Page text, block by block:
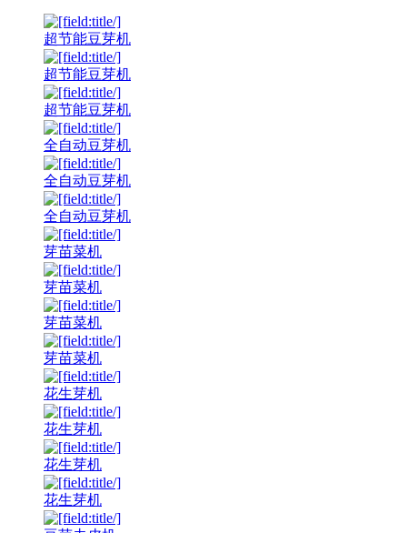
超节能豆芽机
超节能豆芽机
超节能豆芽机
全自动豆芽机
全自动豆芽机
全自动豆芽机
芽苗菜机
芽苗菜机
芽苗菜机
芽苗菜机
花生芽机
花生芽机
花生芽机
花生芽机